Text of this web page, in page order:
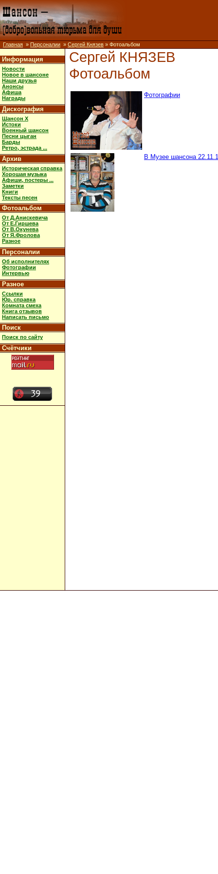
Главная » Персоналии » Сергей Князев » Фотоальбом
Информация
Новости
Новое в шансоне
Наши друзья
Анонсы
Афиша
Награды
Дискография
Шансон X
Истоки
Военный шансон
Песни цыган
Барды
Ретро, эстрада ...
Архив
Историческая справка
Хорошая музыка
Афиши, постеры ...
Заметки
Книги
Тексты песен
Фотоальбом
От Д.Анискевича
От Е.Гиршева
От В.Окунева
От Я.Фролова
Разное
Персоналии
Об исполнителях
Фотографии
Интервью
Разное
Ссылки
Юр. справка
Комната смеха
Книга отзывов
Написать письмо
Поиск
Поиск по сайту
Счётчики
Сергей КНЯЗЕВ
Фотоальбом
Фотографии
В Музее шансона